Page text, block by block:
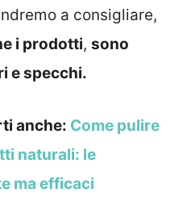
a consigliare,
i prodotti, sono
e specchi.
anche: Come pulire
naturali: le
ma efficaci